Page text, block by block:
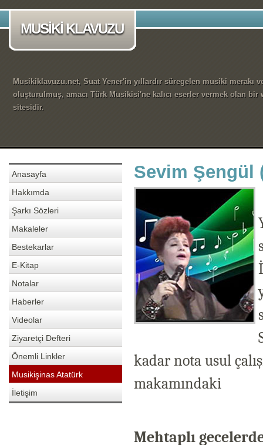
MUSİKİ KLAVUZU
Musikiklavuzu.net, Suat Yener'in yıllardır süregelen musiki merakı
oluşturulmuş, amacı Türk Musikisi'ne kalıcı eserler vermek olan bir
sitesidir.
Anasayfa
Hakkımda
Şarkı Sözleri
Makaleler
Bestekarlar
E-Kitap
Notalar
Haberler
Videolar
Ziyaretçi Defteri
Önemli Linkler
Musikişinas Atatürk
İletişim
Sevim Şengül
kadar nota usul
makamındaki
Mehtaplı